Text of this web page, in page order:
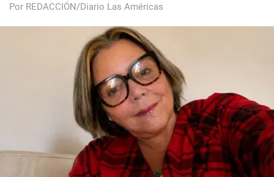
Por REDACCIÓN/Diario Las Américas